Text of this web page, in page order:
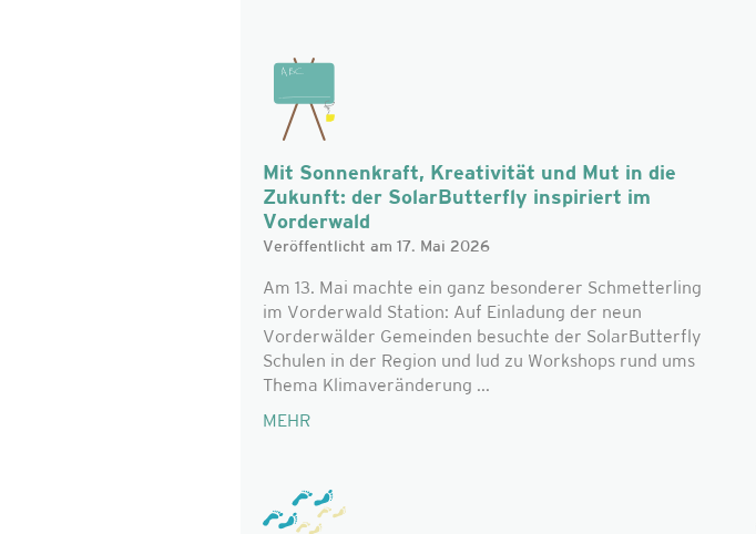
Mit Sonnenkraft, Kreativität und Mut in die
Zukunft: der SolarButterfly inspiriert im
Vorderwald
Veröffentlicht am 17. Mai 2026
Am 13. Mai machte ein ganz besonderer Schmetterling
im Vorderwald Station: Auf Einladung der neun
Vorderwälder Gemeinden besuchte der SolarButterfly
Schulen in der Region und lud zu Workshops rund ums
Thema Klimaveränderung ...
MEHR